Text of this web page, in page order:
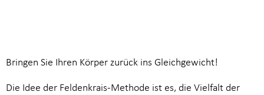
Bringen Sie Ihren Körper zurück ins Gleichgewicht!
Die Idee der Feldenkrais-Methode ist es, die Vielfalt der